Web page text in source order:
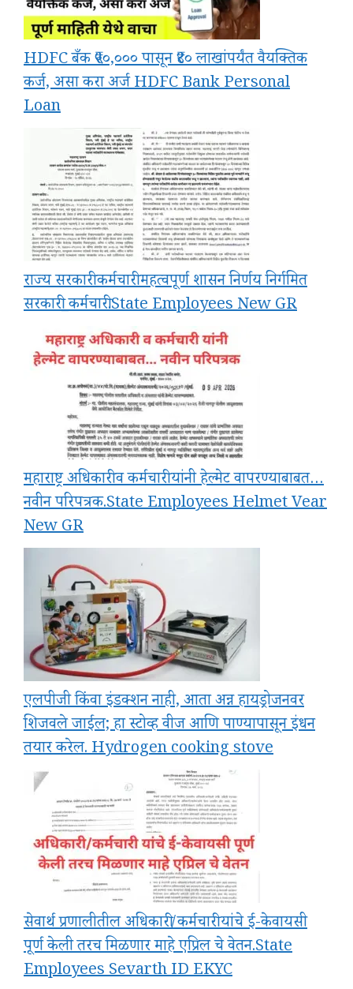
HDFC बँक ₹५०,००० पासून ₹४० लाखांपर्यंत वैयक्तिक
कर्ज, असा करा अर्ज HDFC Bank Personal
Loan
राज्य सरकारी कर्मचारी महत्वपूर्ण शासन निर्णय निर्गमित
सरकारी_कर्मचारी.State Employees New GR
महाराष्ट्र अधिकारी व कर्मचारी यांनी हेल्मेट वापरण्याबाबत…
नवीन परिपत्रक.State Employees Helmet Vear
New GR
एलपीजी किंवा इंडक्शन नाही, आता अन्न हायड्रोजनवर
शिजवले जाईल; हा स्टोव्ह वीज आणि पाण्यापासून इंधन
तयार करेल. Hydrogen cooking stove
सेवार्थ प्रणालीतील अधिकारी/कर्मचारी यांचे ई-केवायसी
पूर्ण केली तरच मिळणार माहे एप्रिल चे वेतन.State
Employees Sevarth ID EKYC